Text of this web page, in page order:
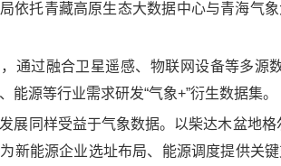
依托青藏高原生态大数据中心与青海气
通过融合卫星遥感、物联网设备等多源
能源等行业需求研发“气象+”衍生数据集。
展同样受益于气象数据。以柴达木盆地
新能源企业选址布局、能源调度提供关